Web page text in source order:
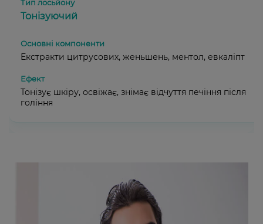
Тонізуючий
Екстракти цитрусових, женьшень, ментол, евкаліпт
Тонізує шкіру, освіжає, знімає відчуття печіння після
гоління